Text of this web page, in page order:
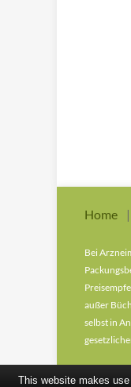
Home
Bei
außer
selbst in
This website makes